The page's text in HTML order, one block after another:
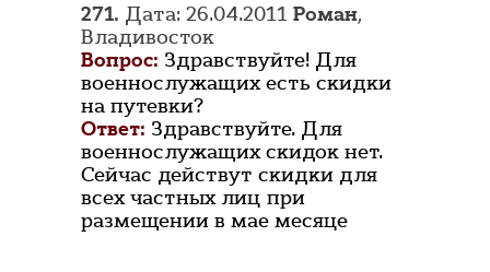
271. Дата: 26.04.2011 Роман,
Владивосток
Вопрос: Здравствуйте! Для
военнослужащих есть скидки
на путевки?
Ответ: Здравствуйте. Для
военнослужащих скидок нет.
Сейчас действут скидки для
всех частных лиц при
размещении в мае месяце